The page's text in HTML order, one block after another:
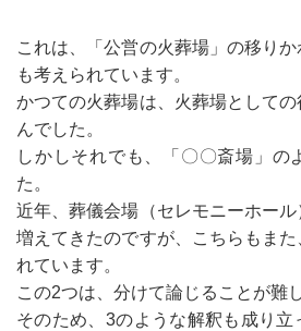
これは、「公営の火葬場」の移り
も考えられています。
かつての火葬場は、火葬場として
んでした。
しかしそれでも、「〇〇斎場」の
た。
近年、葬儀会場（セレモニーホー
増えてきたのですが、こちらもま
れています。
この2つは、分けて論じることが難
そのため、3のような解釈も成り立